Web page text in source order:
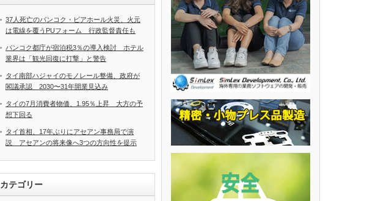
37人死亡のバンコク・ビアホール火災、火元
は電線を覆うPUフォーム 行政監督責任も
バンコク都庁が宿泊税3％の導入検討 ホテル
業界は「観光回復に打撃」と警告
タイ南部ハジャイのモノレール整備、政府が
閣議承認 2030〜31年開業見込み
タイの7月消費者物価、1.95％上昇 大方の予
想下回る
タイ首相、17年ぶりにアセアン事務局で演
説 アセアンの将来像へ3つの方向性を提示
カテゴリー